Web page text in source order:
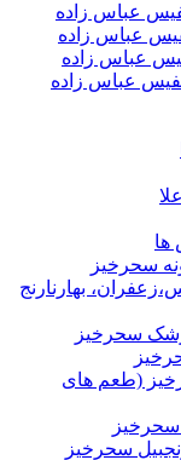
عباس زاده
عباس زاده
عباس زاده
عباس زاده
ها
سحرخیز
بهارنارنج
سحرخیز
(طعم های
سحرخیز